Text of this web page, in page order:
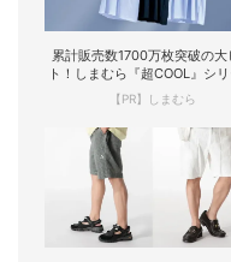
累計販売数1700万枚突破の大
ト！しまむら『超COOL』シ
【PR】しまむら